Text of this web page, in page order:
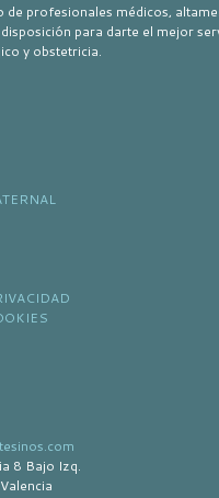
de profesionales médicos,
para darte el mejor
y obstetricia.
8 Bajo Izq.